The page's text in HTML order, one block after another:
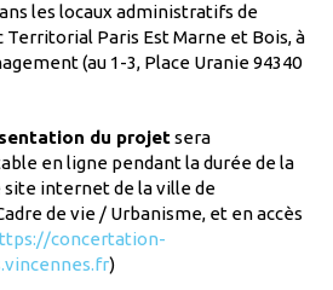
les locaux administratifs de
Territorial Paris Est Marne et Bois, à
(au 1-3, Place Uranie 94340
du projetsera
en ligne pendant la durée de la
internet de la ville de
de vie / Urbanisme, et en accès
concertation-
)